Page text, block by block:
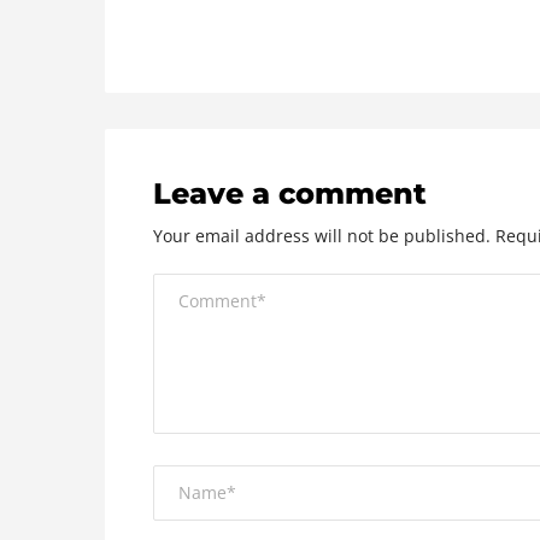
Leave a comment
Your email address will not be published.